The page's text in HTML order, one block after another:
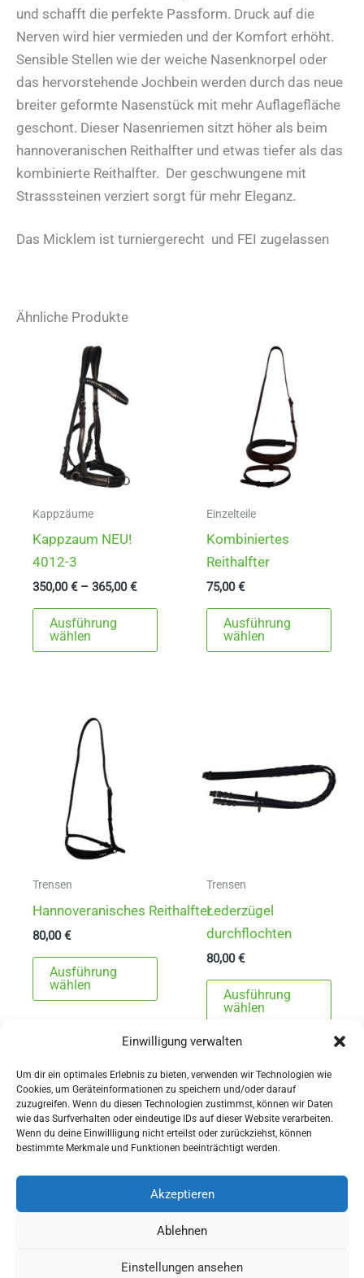
Einwilligung verwalten
Um dir ein optimales Erlebnis zu bieten, verwenden wir Technologien wie
Cookies, um Geräteinformationen zu speichern und/oder darauf
zuzugreifen. Wenn du diesen Technologien zustimmst, können wir Daten
wie das Surfverhalten oder eindeutige IDs auf dieser Website verarbeiten.
Wenn du deine Einwillligung nicht erteilst oder zurückziehst, können
bestimmte Merkmale und Funktionen beeinträchtigt werden.
Akzeptieren
Ablehnen
Einstellungen ansehen
und schafft die perfekte Passform. Druck auf die
Nerven wird hier vermieden und der Komfort erhöht.
Sensible Stellen wie der weiche Nasenknorpel oder
das hervorstehende Jochbein werden durch das neue
breiter geformte Nasenstück mit mehr Auflagefläche
geschont. Dieser Nasenriemen sitzt höher als beim
hannoveranischen Reithalfter und etwas tiefer als das
kombinierte Reithalfter. Der geschwungene mit
Strasssteinen verziert sorgt für mehr Eleganz.
Das Micklem ist turniergerecht und FEI zugelassen
Ähnliche Produkte
Kappzäume
Kappzaum NEU!
4012-3
350,00€–365,00€
Ausführung
wählen
Dieses
weist
Optionen
werden
Einzelteile
Kombiniertes
Reithalfter
75,00€
Ausführung
wählen
weist
Trensen
Hannoveranisches Reithalfter
80,00€
Ausführung
wählen
Dieses
weist
Varianten
auf.
Die
Optionen
können
der
Produktseite
gewählt
Trensen
Lederzügel
durchflochten
80,00€
Ausführung
wählen
Die
der
AGBs
Widerrufsbelehrung
Copyright © 2026 - Sattlerei Meinecke